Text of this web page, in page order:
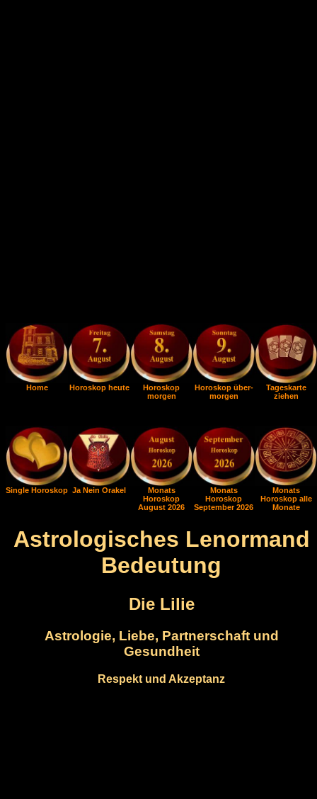
Home Horoskop heute
Horoskop
morgen
Horoskop über-
morgen
Tageskarte
ziehen
Single Horoskop Ja Nein Orakel
Monats
Horoskop
August 2026
Monats
Horoskop
September 2026
Monats
Horoskop alle
Monate
Astrologisches Lenormand
Bedeutung
Die Lilie
Astrologie, Liebe, Partnerschaft und
Gesundheit
Respekt und Akzeptanz